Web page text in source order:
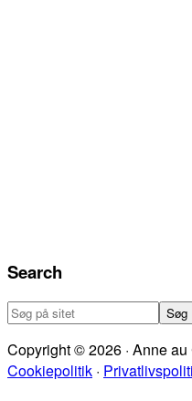
Search
Søg
sitet
Copyright © 2026 · Anne au
Cookiepolitik ·